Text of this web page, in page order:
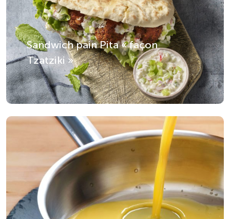
Sandwich pain Pita « façon
Tzatziki »